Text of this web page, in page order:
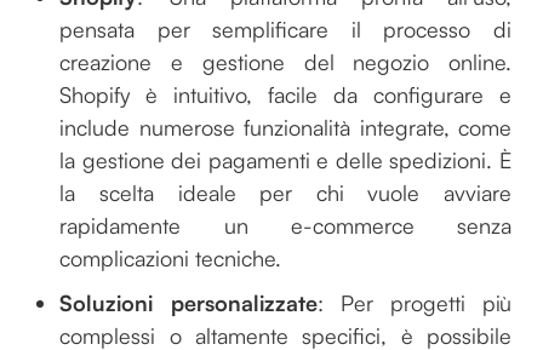
pensata per semplificare il processo di
creazione e gestione del negozio online.
Shopify è intuitivo, facile da configurare e
include numerose funzionalità integrate, come
la gestione dei pagamenti e delle spedizioni. È
la scelta ideale per chi vuole avviare
rapidamente un e-commerce senza
complicazioni tecniche.
Soluzioni personalizzate: Per progetti più
complessi o altamente specifici, è possibile